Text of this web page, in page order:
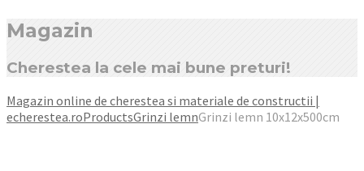
Magazin
Cherestea la cele mai bune preturi!
Magazin online de cherestea si materiale de constructii |
echerestea.roProductsGrinzi lemnGrinzi lemn 10x12x500cm